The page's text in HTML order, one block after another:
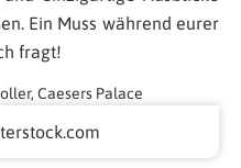
Ein Muss während eurer
fragt!